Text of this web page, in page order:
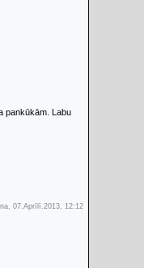
pankūkām. Labu
07.Aprīlī.2013, 12:12